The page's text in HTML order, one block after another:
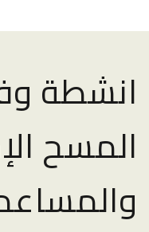
انشطة
المسح